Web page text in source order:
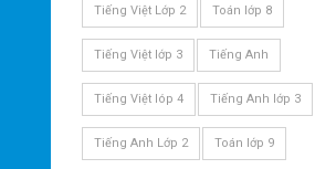
Tiếng Việt Lớp 2 Toán lớp 8
Tiếng Việt lớp 3 Tiếng Anh
Tiếng Việt lóp 4 Tiếng Anh lớp 3
Tiếng Anh Lớp 2 Toán lớp 9